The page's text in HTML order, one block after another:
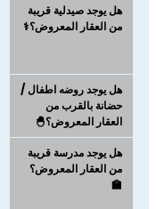
هل يوجد صيدلية قريبة
من العقار المعروض؟⚕️
هل يوجد روضه اطفال /
حضانة بالقرب من
العقار المعروض؟🐣
هل يوجد مدرسة قريبة
من العقار المعروض؟
🏫